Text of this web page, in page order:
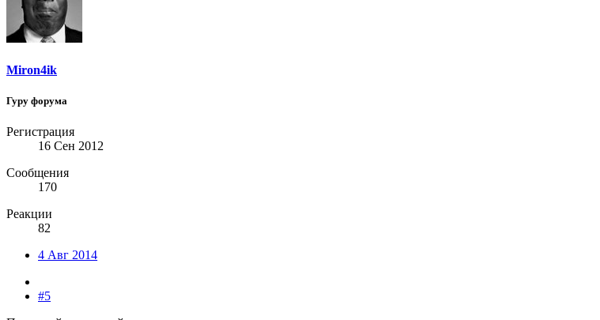
Miron4ik
Гуру форума
Регистрация
16 Сен 2012
Сообщения
170
Реакции
82
4 Авг 2014
#5